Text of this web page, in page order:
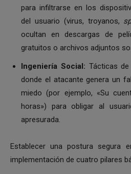
para infiltrarse en los
del usuario (virus, troyanos,
ocultan en descargas de
gratuitos o archivos adjuntos
Ingeniería Social: Tácticas
donde el atacante genera un
miedo (por ejemplo, «Su
horas») para obligar al
apresurada.
Establecer una postura segura
implementación de cuatro pilares